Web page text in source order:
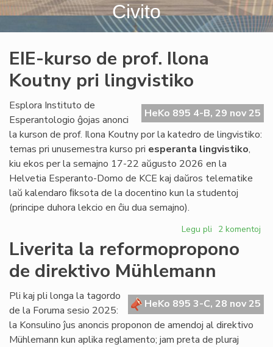
Civito
EIE-kurso de prof. Ilona
Koutny pri lingvistiko
HeKo 895 4-B, 29 nov 25
Esplora Instituto de
Esperantologio ĝojas anonci
la kurson de prof. Ilona Koutny por la katedro de lingvistiko:
temas pri unusemestra kurso pri esperanta lingvistiko,
kiu ekos per la semajno 17-22 aŭgusto 2026 en la
Helvetia Esperanto-Domo de KCE kaj daŭros telematike
laŭ kalendaro ﬁksota de la docentino kun la studentoj
(principe duhora lekcio en ĉiu dua semajno).
Legu pli pri
kurso
de
prof.
Ilona
Koutny
pri
lingvistiko
2 komentoj
Liverita la reformopropono
de direktivo Mühlemann
HeKo 895 3-C, 28 nov 25
Pli kaj pli longa la tagordo
de la Foruma sesio 2025:
la Konsulino ĵus anoncis proponon de amendoj al direktivo
Mühlemann kun aplika reglamento; jam preta de pluraj